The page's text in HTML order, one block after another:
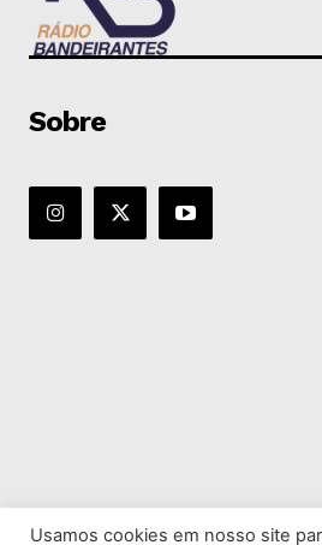
Sobre
Usamos cookies em nosso site